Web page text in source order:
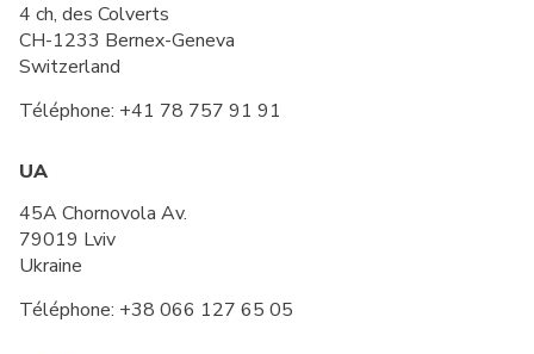
4 ch, des Colverts
CH-1233 Bernex-Geneva
Switzerland
Téléphone: +41 78 757 91 91
UA
45A Chornovola Av.
79019 Lviv
Ukraine
Téléphone: +38 066 127 65 05